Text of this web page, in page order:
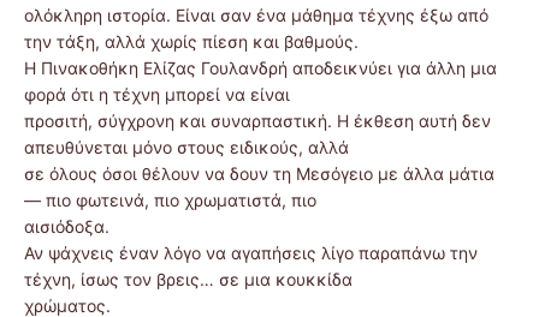
ολόκληρη ιστορία. Είναι σαν ένα μάθημα τέχνης έξω από
την τάξη, αλλά χωρίς πίεση και βαθμούς.
Η Πινακοθήκη Ελίζας Γουλανδρή αποδεικνύει για άλλη μια
φορά ότι η τέχνη μπορεί να είναι
προσιτή, σύγχρονη και συναρπαστική. Η έκθεση αυτή δεν
απευθύνεται μόνο στους ειδικούς, αλλά
σε όλους όσοι θέλουν να δουν τη Μεσόγειο με άλλα μάτια
— πιο φωτεινά, πιο χρωματιστά, πιο
αισιόδοξα.
Αν ψάχνεις έναν λόγο να αγαπήσεις λίγο παραπάνω την
τέχνη, ίσως τον βρεις… σε μια κουκκίδα
χρώματος.